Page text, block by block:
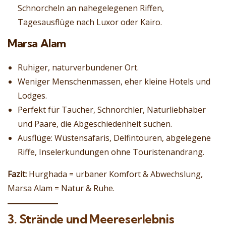
Schnorcheln an nahegelegenen Riffen,
Tagesausflüge nach Luxor oder Kairo.
Marsa Alam
Ruhiger, naturverbundener Ort.
Weniger Menschenmassen, eher kleine Hotels und
Lodges.
Perfekt für Taucher, Schnorchler, Naturliebhaber
und Paare, die Abgeschiedenheit suchen.
Ausflüge: Wüstensafaris, Delfintouren, abgelegene
Riffe, Inselerkundungen ohne Touristenandrang.
Fazit: Hurghada = urbaner Komfort & Abwechslung,
Marsa Alam = Natur & Ruhe.
3. Strände und Meereserlebnis